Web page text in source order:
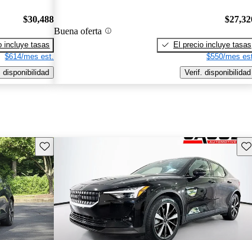
$30,488
incluye tasas
$614/mes est.
disponibilidad
Buena oferta
El precio incluye tasas
$550/mes
Verif. disponibilidad
Guarda este Aviso